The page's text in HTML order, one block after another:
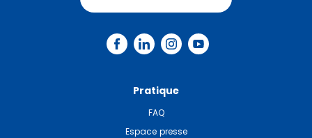
Pratique
FAQ
Espace presse